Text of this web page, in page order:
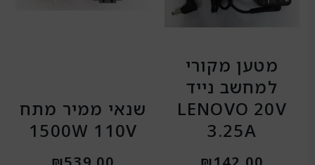
מטען מקורי
למחשב נייד
LENOVO 20V
3.25A
שנאי ממיר מתח
1500W 110V